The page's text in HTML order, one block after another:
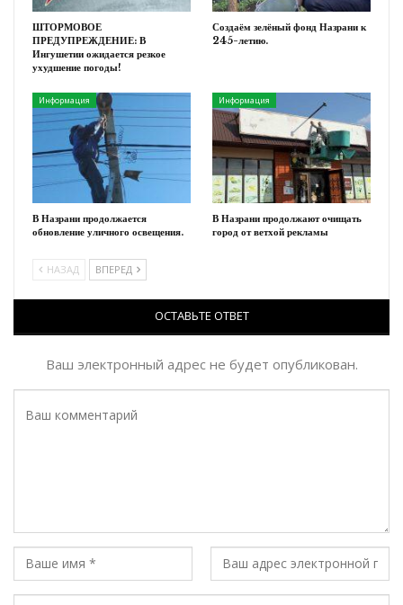
ШТОРМОВОЕ
ПРЕДУПРЕЖДЕНИЕ: В
Ингушетии ожидается резкое
ухудшение погоды!
Создаём зелёный фонд Назрани к
245-летию.
Информация
В Назрани продолжается
обновление уличного освещения.
Информация
В Назрани продолжают очищать
город от ветхой рекламы
НАЗАД ВПЕРЕД
ОСТАВЬТЕ ОТВЕТ
Ваш электронный адрес не будет опубликован.